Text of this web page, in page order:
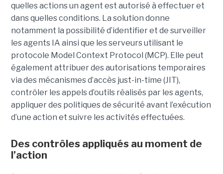
quelles actions un agent est autorisé à effectuer et
dans quelles conditions. La solution donne
notamment la possibilité d’identifier et de surveiller
les agents IA ainsi que les serveurs utilisant le
protocole Model Context Protocol (MCP). Elle peut
également attribuer des autorisations temporaires
via des mécanismes d’accès just-in-time (JIT),
contrôler les appels d’outils réalisés par les agents,
appliquer des politiques de sécurité avant l’exécution
d’une action et suivre les activités effectuées.
Des contrôles appliqués au moment de
l’action